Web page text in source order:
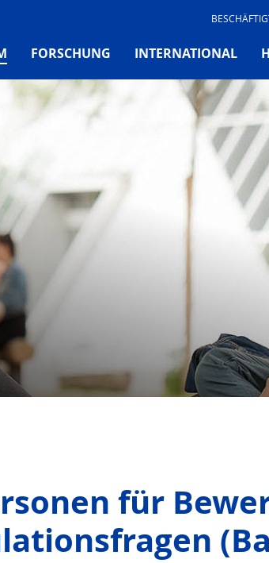
(CURRENT)
FORSCHUNG INTERNATIONAL
für